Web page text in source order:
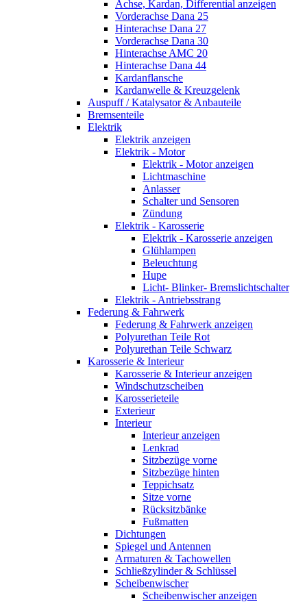
Achse, Kardan, Differential anzeigen
Vorderachse Dana 25
Hinterachse Dana 27
Vorderachse Dana 30
Hinterachse AMC 20
Hinterachse Dana 44
Kardanflansche
Kardanwelle & Kreuzgelenk
Auspuff / Katalysator & Anbauteile
Bremsenteile
Elektrik
Elektrik anzeigen
Elektrik - Motor
Elektrik - Motor anzeigen
Lichtmaschine
Anlasser
Schalter und Sensoren
Zündung
Elektrik - Karosserie
Elektrik - Karosserie anzeigen
Glühlampen
Beleuchtung
Hupe
Licht- Blinker- Bremslichtschalter
Elektrik - Antriebsstrang
Federung & Fahrwerk
Federung & Fahrwerk anzeigen
Polyurethan Teile Rot
Polyurethan Teile Schwarz
Karosserie & Interieur
Karosserie & Interieur anzeigen
Windschutzscheiben
Karosserieteile
Exterieur
Interieur
Interieur anzeigen
Lenkrad
Sitzbezüge vorne
Sitzbezüge hinten
Teppichsatz
Sitze vorne
Rücksitzbänke
Fußmatten
Dichtungen
Spiegel und Antennen
Armaturen & Tachowellen
Schließzylinder & Schlüssel
Scheibenwischer
Scheibenwischer anzeigen